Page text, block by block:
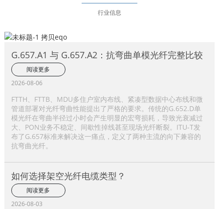
行业信息
G.657.A1 与 G.657.A2：抗弯曲单模光纤完整比较
阅读更多
2026-08-06
FTTH、FTTB、MDU多住户室内布线、紧凑型数据中心布线和微
管道部署对光纤弯曲性能提出了严格的要求。传统的G.652.D单
模光纤在弯曲半径过小时会产生明显的宏弯损耗，导致光衰减过
大、PON业务不稳定、间歇性掉线甚至现场光纤断裂。ITU-T发
布了G.657标准来解决这一痛点，定义了两种主流的向下兼容的
抗弯曲光纤。
如何选择架空光纤电缆类型？
阅读更多
2026-08-03